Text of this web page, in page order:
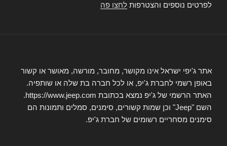
לפרטים נוספים והצטרפות לחצו פה
אתר ג'יפי ישראל אינו מקושר, מחובר, מורשה, מאושר או קשור
באופן רשמי לחברת ג'יפ, או לכל חברה בת שלה או שותפיה.
האתר הרשמי של ג'יפ נמצא בכתובת https://www.jeep.com.
השם "Jeep" וכן שמות קשורים, סימנים, סמלים ותמונות הם
סימנים מסחריים רשומים של חברת ג'יפ.